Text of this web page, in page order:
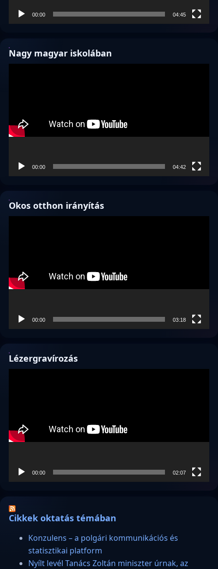
00:00 04:45
Nagy magyar iskolában
00:00 04:42
Okos otthon irányítás
00:00 03:18
Lézergravírozás
00:00 02:07
Cikkek oktatás témában
Konzulens – a polgári kommunikációs és
statisztikai platform
Nyílt levél Tanács Zoltán miniszter úrnak, az